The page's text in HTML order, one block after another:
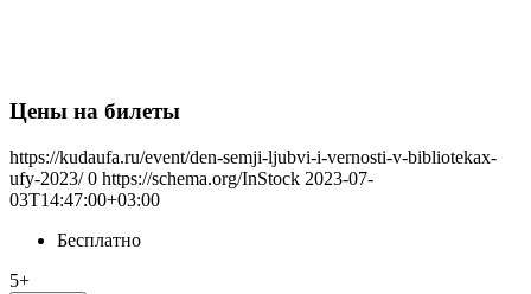
Цены на билеты
https://kudaufa.ru/event/den-semji-ljubvi-i-vernosti-v-bibliotekax-
ufy-2023/ 0 https://schema.org/InStock 2023-07-
03T14:47:00+03:00
Бесплатно
5+